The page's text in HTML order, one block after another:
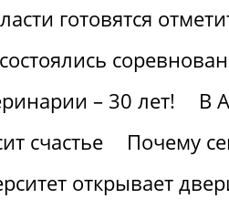
готовятся
– 30 лет!
В
счастье
Почему
открывает